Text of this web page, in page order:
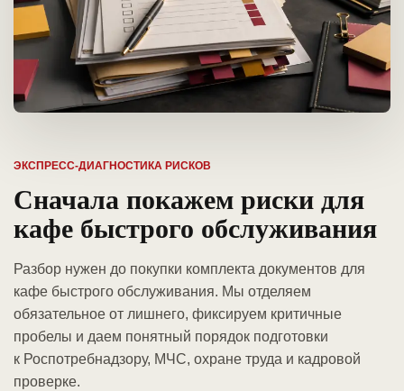
ЭКСПРЕСС-ДИАГНОСТИКА РИСКОВ
Сначала покажем риски для
кафе быстрого обслуживания
Разбор нужен до покупки комплекта документов для
кафе быстрого обслуживания. Мы отделяем
обязательное от лишнего, фиксируем критичные
пробелы и даем понятный порядок подготовки
к Роспотребнадзору, МЧС, охране труда и кадровой
проверке.